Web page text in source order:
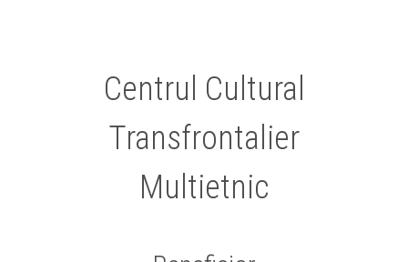
Centrul Cultural
Transfrontalier
Multietnic